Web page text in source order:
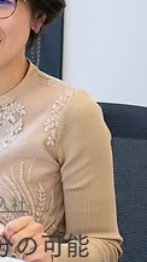
社
の可能